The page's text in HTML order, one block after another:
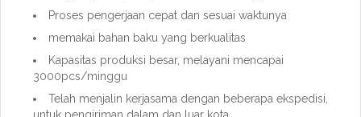
Proses pengerjaan cepat dan sesuai waktunya
memakai bahan baku yang berkualitas
Kapasitas produksi besar, melayani mencapai
3000pcs/minggu
Telah menjalin kerjasama dengan beberapa ekspedisi,